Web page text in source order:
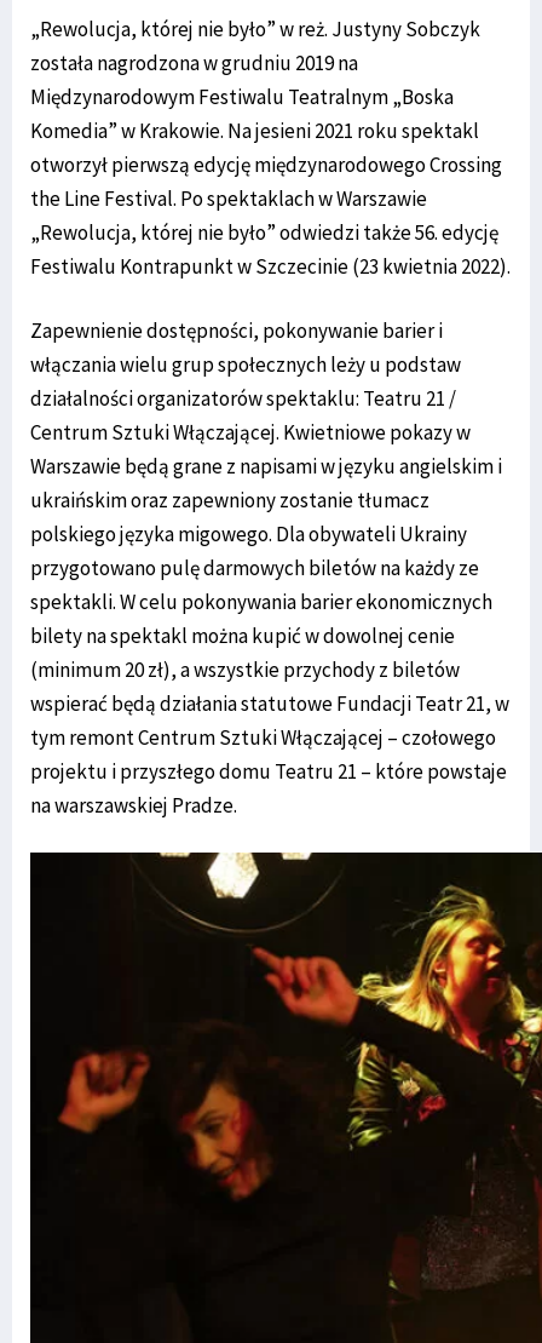
„Rewolucja, której nie było” w reż. Justyny Sobczyk
została nagrodzona w grudniu 2019 na
Międzynarodowym Festiwalu Teatralnym „Boska
Komedia” w Krakowie. Na jesieni 2021 roku spektakl
otworzył pierwszą edycję międzynarodowego Crossing
the Line Festival. Po spektaklach w Warszawie
„Rewolucja, której nie było” odwiedzi także 56. edycję
Festiwalu Kontrapunkt w Szczecinie (23 kwietnia 2022).
Zapewnienie dostępności, pokonywanie barier i
włączania wielu grup społecznych leży u podstaw
działalności organizatorów spektaklu: Teatru 21 /
Centrum Sztuki Włączającej. Kwietniowe pokazy w
Warszawie będą grane z napisami w języku angielskim i
ukraińskim oraz zapewniony zostanie tłumacz
polskiego języka migowego. Dla obywateli Ukrainy
przygotowano pulę darmowych biletów na każdy ze
spektakli. W celu pokonywania barier ekonomicznych
bilety na spektakl można kupić w dowolnej cenie
(minimum 20 zł), a wszystkie przychody z biletów
wspierać będą działania statutowe Fundacji Teatr 21, w
tym remont Centrum Sztuki Włączającej – czołowego
projektu i przyszłego domu Teatru 21 – które powstaje
na warszawskiej Pradze.